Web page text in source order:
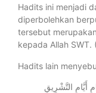
Hadits ini menjadi
diperbolehkan
tersebut
kepada Allah SWT. (
Hadits lain
التَّشْرِيقِ